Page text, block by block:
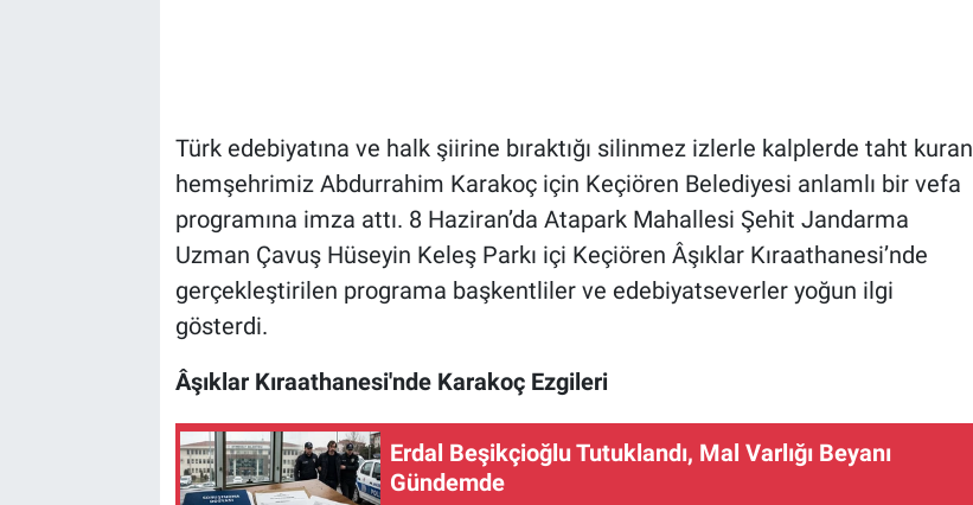
Türk edebiyatına ve halk şiirine bıraktığı silinmez izlerle kalplerde taht kuran
hemşehrimiz Abdurrahim Karakoç için Keçiören Belediyesi anlamlı bir vefa
programına imza attı. 8 Haziran’da Atapark Mahallesi Şehit Jandarma
Uzman Çavuş Hüseyin Keleş Parkı içi Keçiören Âşıklar Kıraathanesi’nde
gerçekleştirilen programa başkentliler ve edebiyatseverler yoğun ilgi
gösterdi.
Âşıklar Kıraathanesi'nde Karakoç Ezgileri
Erdal Beşikçioğlu Tutuklandı, Mal Varlığı Beyanı
Gündemde